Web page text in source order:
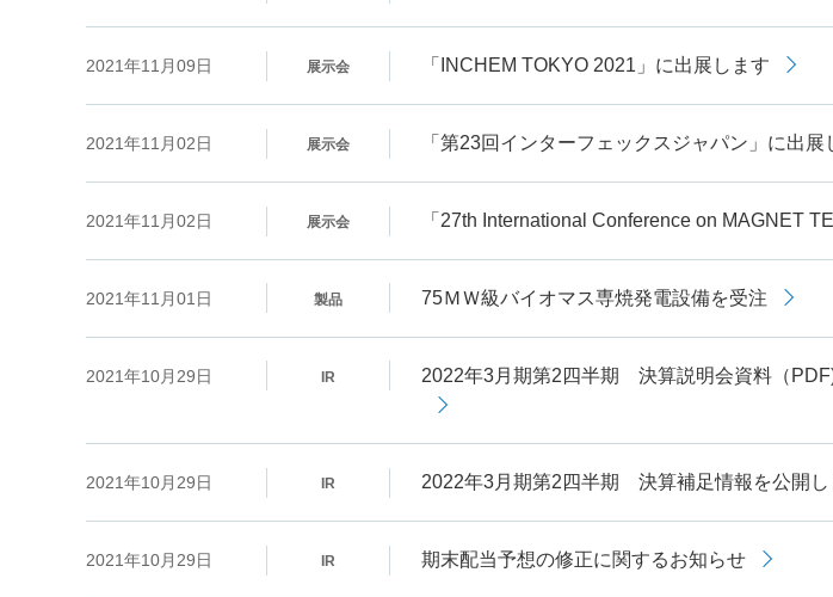
2021年11月09日 展示会 「INCHEM TOKYO 2021」に出展します
2021年11月02日 展示会 「第23回インターフェックスジャパン」に出展
2021年11月02日 展示会 「27th International Conference on MAGNET
2021年11月01日 製品 75ＭＷ級バイオマス専焼発電設備を受注
2021年10月29日 IR 2022年3月期第2四半期 決算説明会資料（
2021年10月29日 IR 2022年3月期第2四半期 決算補足情報を公開し
2021年10月29日 IR 期末配当予想の修正に関するお知らせ